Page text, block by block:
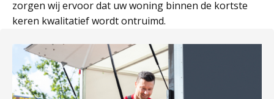
zorgen wij ervoor dat uw woning binnen de kortste
keren kwalitatief wordt ontruimd.